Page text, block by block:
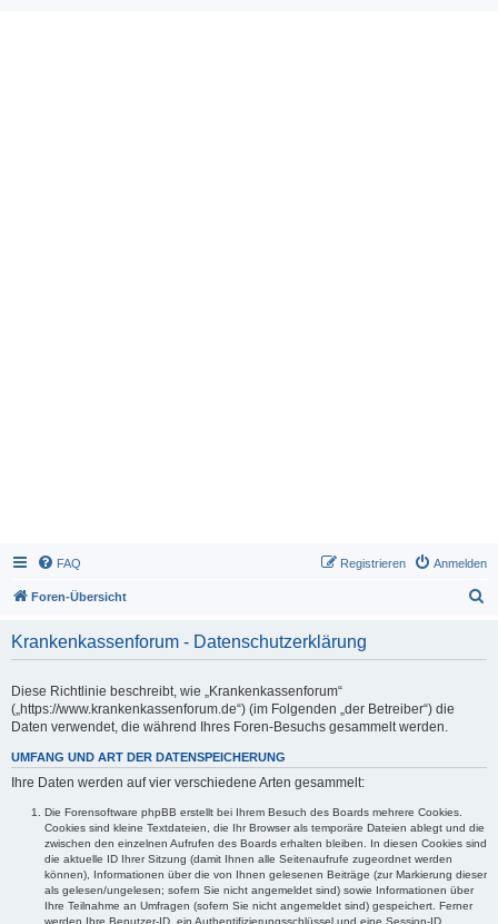
FAQ Anmelden
Registrieren
Foren-Übersicht
Krankenkassenforum - Datenschutzerklärung
Diese Richtlinie beschreibt, wie „Krankenkassenforum“
(„https://www.krankenkassenforum.de“) (im Folgenden „der Betreiber“) die
Daten verwendet, die während Ihres Foren-Besuchs gesammelt werden.
UMFANG UND ART DER DATENSPEICHERUNG
Ihre Daten werden auf vier verschiedene Arten gesammelt:
Die Forensoftware phpBB erstellt bei Ihrem Besuch des Boards mehrere Cookies.
Cookies sind kleine Textdateien, die Ihr Browser als temporäre Dateien ablegt und die
zwischen den einzelnen Aufrufen des Boards erhalten bleiben. In diesen Cookies sind
die aktuelle ID Ihrer Sitzung (damit Ihnen alle Seitenaufrufe zugeordnet werden
können), Informationen über die von Ihnen gelesenen Beiträge (zur Markierung dieser
als gelesen/ungelesen; sofern Sie nicht angemeldet sind) sowie Informationen über
Ihre Teilnahme an Umfragen (sofern Sie nicht angemeldet sind) gespeichert. Ferner
werden Ihre Benutzer-ID, ein Authentifizierungsschlüssel und eine Session-ID